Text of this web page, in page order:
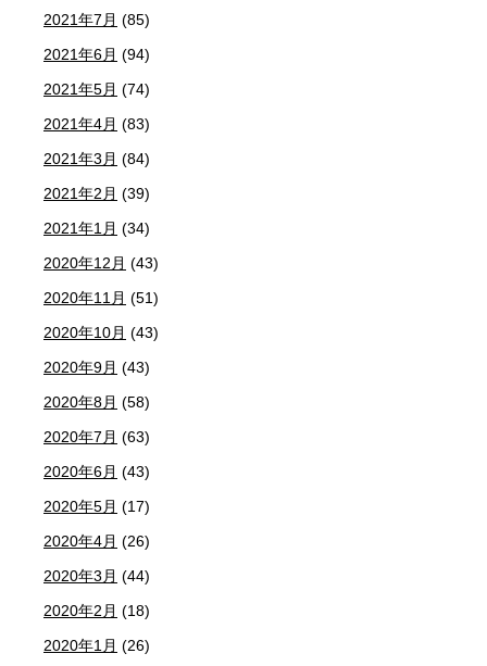
2021年7月 (85)
2021年6月 (94)
2021年5月 (74)
2021年4月 (83)
2021年3月 (84)
2021年2月 (39)
2021年1月 (34)
2020年12月 (43)
2020年11月 (51)
2020年10月 (43)
2020年9月 (43)
2020年8月 (58)
2020年7月 (63)
2020年6月 (43)
2020年5月 (17)
2020年4月 (26)
2020年3月 (44)
2020年2月 (18)
2020年1月 (26)